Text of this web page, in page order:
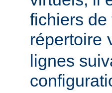
fichiers
répertoire
lignes